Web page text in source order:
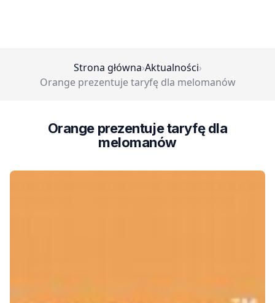
Strona główna›Aktualności›
Orange prezentuje taryfę dla melomanów
Orange prezentuje taryfę dla
melomanów